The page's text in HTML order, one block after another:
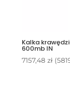
Kalka
600mb IN
7157,48 zł (